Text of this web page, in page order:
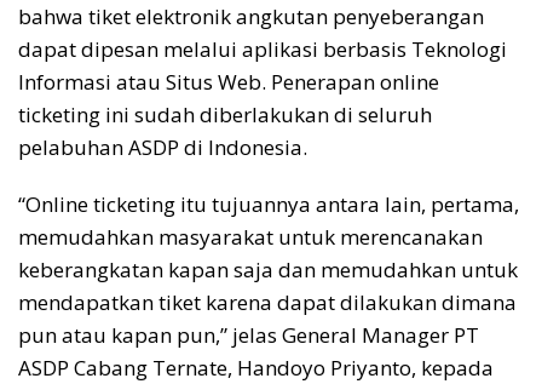
bahwa tiket elektronik angkutan penyeberangan
dapat dipesan melalui aplikasi berbasis Teknologi
Informasi atau Situs Web. Penerapan online
ticketing ini sudah diberlakukan di seluruh
pelabuhan ASDP di Indonesia.
“Online ticketing itu tujuannya antara lain, pertama,
memudahkan masyarakat untuk merencanakan
keberangkatan kapan saja dan memudahkan untuk
mendapatkan tiket karena dapat dilakukan dimana
pun atau kapan pun,” jelas General Manager PT
ASDP Cabang Ternate, Handoyo Priyanto, kepada